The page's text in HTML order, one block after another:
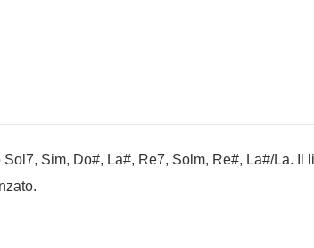
Sol7, Sim, Do#, La#, Re7, Solm, Re#, La#/La. Il